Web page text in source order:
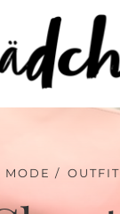
Challenge
MODE OUTFIT